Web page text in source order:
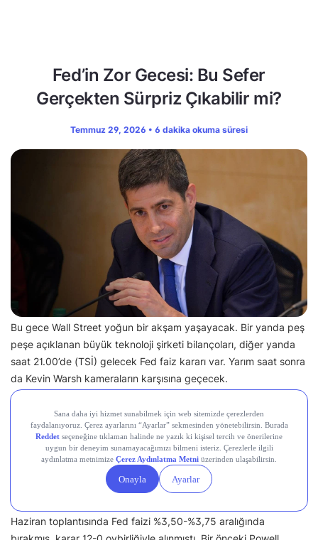
Fed’in Zor Gecesi: Bu Sefer
Gerçekten Sürpriz Çıkabilir mi?
Temmuz 29, 2026 • 6 dakika okuma süresi
Bu gece Wall Street yoğun bir akşam yaşayacak. Bir yanda peş
peşe açıklanan büyük teknoloji şirketi bilançoları, diğer yanda
saat 21.00’de (TSİ) gelecek Fed faiz kararı var. Yarım saat sonra
da Kevin Warsh kameraların karşısına geçecek.
Bir Önceki Toplantıda Ne Oldu?
Bir önceki toplantı mayıs ayında göreve gelen Kevin Warsh’un ilk
toplantısıydı ve hem komitenin tutumunda, hem de paylaşılan
raporlarda pek çok değişiklik görüldü
Haziran toplantısında Fed faizi %3,50-%3,75 aralığında